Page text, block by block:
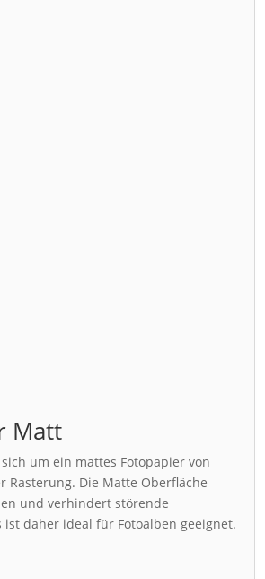
Matt
um ein mattes Fotopapier von
Rasterung. Die Matte Oberfläche
und verhindert störende
ist daher ideal für Fotoalben geeignet.